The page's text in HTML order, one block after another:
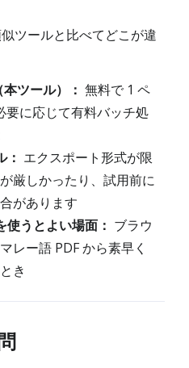
ツールと比べてどこが違
ツール）： 無料で 1 ペ
要に応じて有料バッチ処
： エクスポート形式が限
厳しかったり、試用前に
があります
使うとよい場面： ブラウ
レー語 PDF から素早く
き